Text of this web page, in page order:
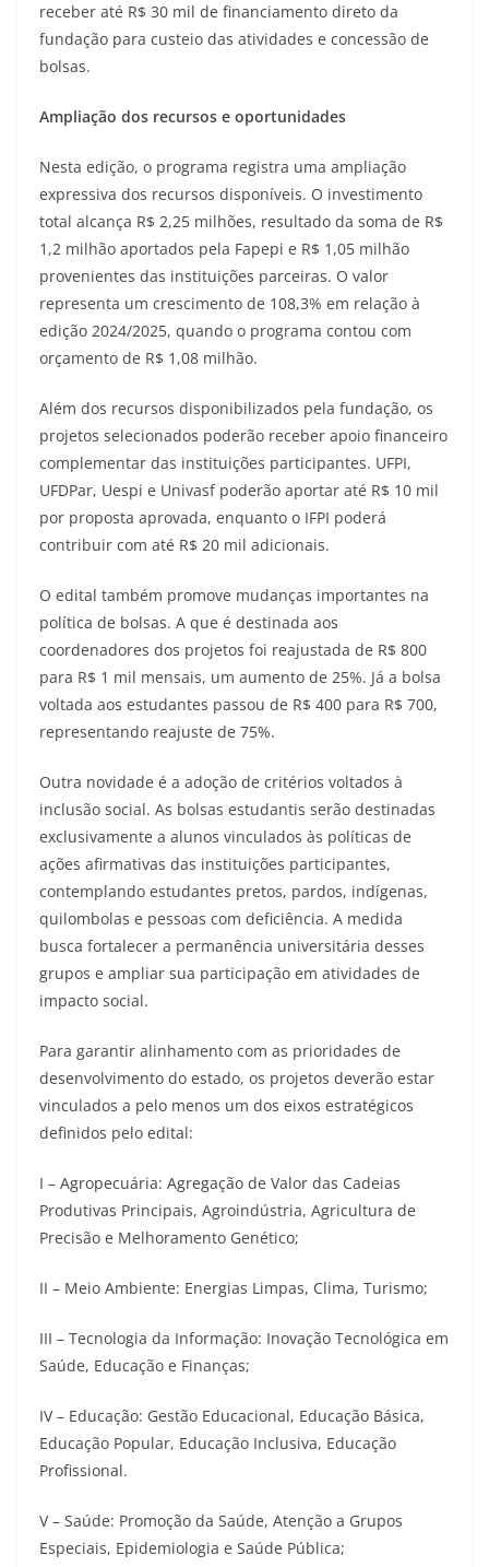
receber até R$ 30 mil de financiamento direto da
fundação para custeio das atividades e concessão de
bolsas.
Ampliação dos recursos e oportunidades
Nesta edição, o programa registra uma ampliação
expressiva dos recursos disponíveis. O investimento
total alcança R$ 2,25 milhões, resultado da soma de R$
1,2 milhão aportados pela Fapepi e R$ 1,05 milhão
provenientes das instituições parceiras. O valor
representa um crescimento de 108,3% em relação à
edição 2024/2025, quando o programa contou com
orçamento de R$ 1,08 milhão.
Além dos recursos disponibilizados pela fundação, os
projetos selecionados poderão receber apoio financeiro
complementar das instituições participantes. UFPI,
UFDPar, Uespi e Univasf poderão aportar até R$ 10 mil
por proposta aprovada, enquanto o IFPI poderá
contribuir com até R$ 20 mil adicionais.
O edital também promove mudanças importantes na
política de bolsas. A que é destinada aos
coordenadores dos projetos foi reajustada de R$ 800
para R$ 1 mil mensais, um aumento de 25%. Já a bolsa
voltada aos estudantes passou de R$ 400 para R$ 700,
representando reajuste de 75%.
Outra novidade é a adoção de critérios voltados à
inclusão social. As bolsas estudantis serão destinadas
exclusivamente a alunos vinculados às políticas de
ações afirmativas das instituições participantes,
contemplando estudantes pretos, pardos, indígenas,
quilombolas e pessoas com deficiência. A medida
busca fortalecer a permanência universitária desses
grupos e ampliar sua participação em atividades de
impacto social.
Para garantir alinhamento com as prioridades de
desenvolvimento do estado, os projetos deverão estar
vinculados a pelo menos um dos eixos estratégicos
definidos pelo edital:
I – Agropecuária: Agregação de Valor das Cadeias
Produtivas Principais, Agroindústria, Agricultura de
Precisão e Melhoramento Genético;
II – Meio Ambiente: Energias Limpas, Clima, Turismo;
III – Tecnologia da Informação: Inovação Tecnológica em
Saúde, Educação e Finanças;
IV – Educação: Gestão Educacional, Educação Básica,
Educação Popular, Educação Inclusiva, Educação
Profissional.
V – Saúde: Promoção da Saúde, Atenção a Grupos
Especiais, Epidemiologia e Saúde Pública;